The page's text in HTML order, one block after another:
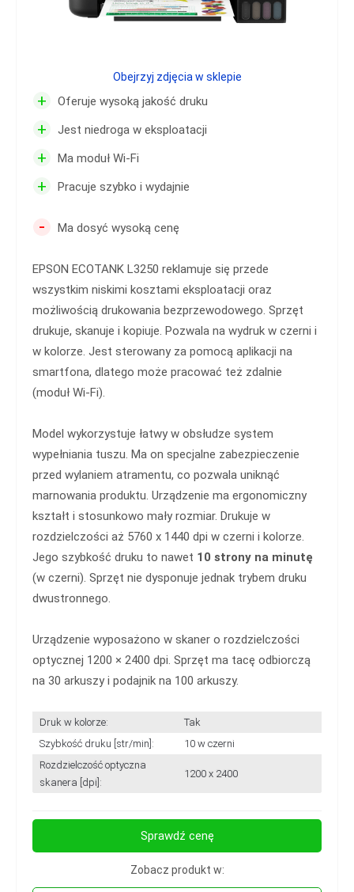
+ Oferuje wysoką jakość druku
+ Jest niedroga w eksploatacji
+ Ma moduł Wi-Fi
+ Pracuje szybko i wydajnie
- Ma dosyć wysoką cenę
EPSON ECOTANK L3250 reklamuje się przede
wszystkim niskimi kosztami eksploatacji oraz
możliwością drukowania bezprzewodowego. Sprzęt
drukuje, skanuje i kopiuje. Pozwala na wydruk w czerni i
w kolorze. Jest sterowany za pomocą aplikacji na
smartfona, dlatego może pracować też zdalnie
(moduł Wi-Fi).
Model wykorzystuje łatwy w obsłudze system
wypełniania tuszu. Ma on specjalne zabezpieczenie
przed wylaniem atramentu, co pozwala uniknąć
marnowania produktu. Urządzenie ma ergonomiczny
kształt i stosunkowo mały rozmiar. Drukuje w
rozdzielczości aż 5760 x 1440 dpi w czerni i kolorze.
Jego szybkość druku to nawet 10 strony na minutę
(w czerni). Sprzęt nie dysponuje jednak trybem druku
dwustronnego.
Urządzenie wyposażono w skaner o rozdzielczości
optycznej 1200 × 2400 dpi. Sprzęt ma tacę odbiorczą
na 30 arkuszy i podajnik na 100 arkuszy.
Druk w kolorze:
Tak
Szybkość druku [str/min]:
10 w czerni
Rozdzielczość optyczna
skanera [dpi]:
1200 x 2400
Obejrzyj zdjęcia w sklepie
Sprawdź cenę
Zobacz produkt w: